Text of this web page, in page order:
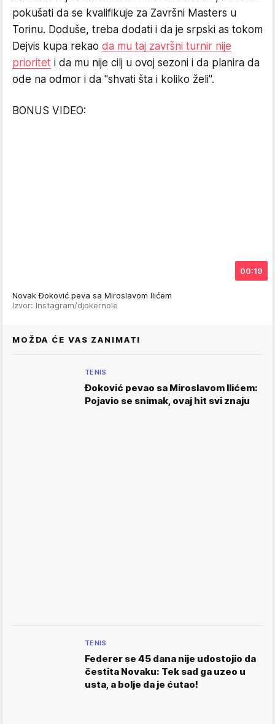
pokušati da se kvalifikuje za Završni Masters u
Torinu. Doduše, treba dodati i da je srpski as tokom
Dejvis kupa rekao da mu taj završni turnir nije
prioritet i da mu nije cilj u ovoj sezoni i da planira da
ode na odmor i da "shvati šta i koliko želi".
BONUS VIDEO:
00:19
Novak Đoković peva sa Miroslavom Ilićem
Izvor: Instagram/djokernole
MOŽDA ĆE VAS ZANIMATI
TENIS
Đoković pevao sa Miroslavom Ilićem:
Pojavio se snimak, ovaj hit svi znaju
TENIS
Federer se 45 dana nije udostojio da
čestita Novaku: Tek sad ga uzeo u
usta, a bolje da je ćutao!